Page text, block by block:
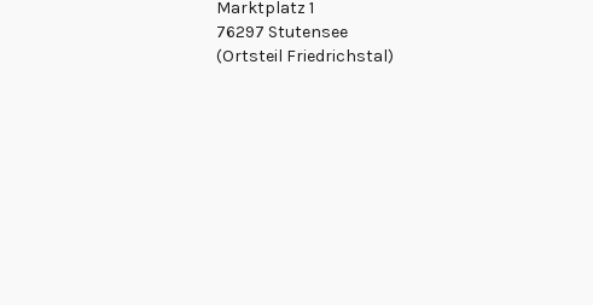
Marktplatz 1
76297 Stutensee
(Ortsteil Friedrichstal)